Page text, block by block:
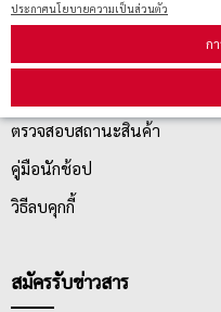
ประกาศนโยบายความเป็นส่วนตัว
ก
บริการลูกค้า
ตรวจสอบสถานะสินค้า
คู่มือนักช้อป
วิธีลบคุกกี้
สมัครรับข่าวสาร